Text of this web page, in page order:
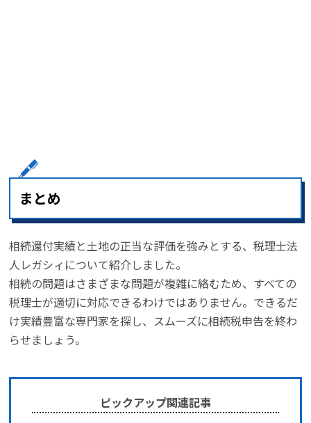
まとめ
相続還付実績と土地の正当な評価を強みとする、税理士法
人レガシィについて紹介しました。
相続の問題はさまざまな問題が複雑に絡むため、すべての
税理士が適切に対応できるわけではありません。できるだ
け実績豊富な専門家を探し、スムーズに相続税申告を終わ
らせましょう。
ピックアップ関連記事